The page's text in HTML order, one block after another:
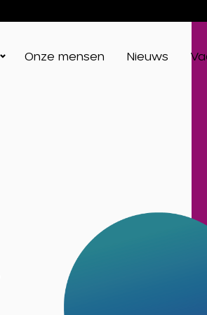
Onze mensen Nieuws